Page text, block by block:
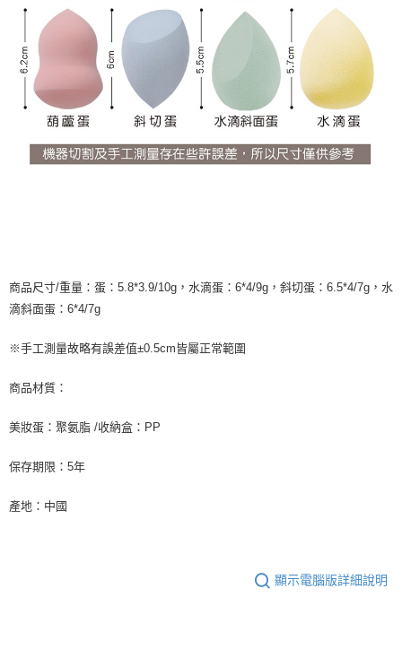
商品尺寸/重量：蛋：5.8*3.9/10g，水滴蛋：6*4/9g，斜切蛋：6.5*4/7g，水
滴斜面蛋：6*4/7g
※手工測量故略有誤差值±0.5cm皆屬正常範圍
商品材質：
美妝蛋：聚氨脂 /收納盒：PP
保存期限：5年
產地：中國
顯示電腦版詳細說明